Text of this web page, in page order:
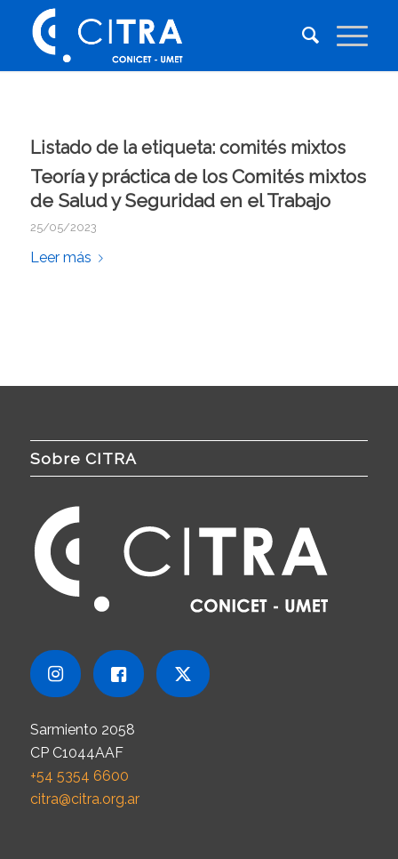
Listado de la etiqueta: comités mixtos
Teoría y práctica de los Comités mixtos
de Salud y Seguridad en el Trabajo
25/05/2023
Leer más
Sobre CITRA
Sarmiento 2058
CP C1044AAF
+54 5354 6600
citra@citra.org.ar